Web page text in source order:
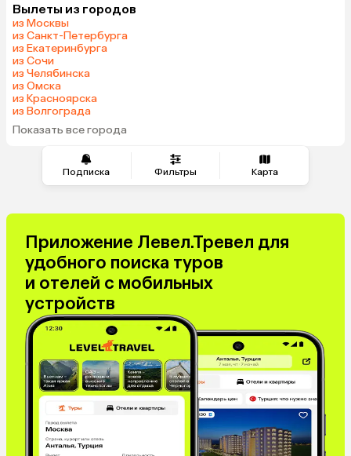
Подписка Фильтры Карта
Вылеты из городов
из Москвы
из Санкт-Петербурга
из Екатеринбурга
из Сочи
из Челябинска
из Омска
из Красноярска
из Волгограда
Показать все города
Приложение Левел.Тревел для
удобного поиска туров
и отелей с мобильных
устройств